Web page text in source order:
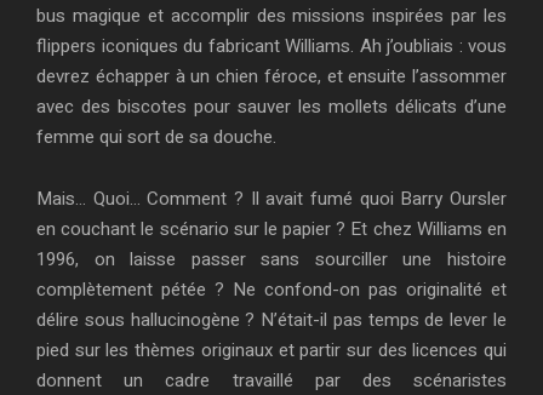
bus magique et accomplir des missions inspirées par les
flippers iconiques du fabricant Williams. Ah j’oubliais : vous
devrez échapper à un chien féroce, et ensuite l’assommer
avec des biscotes pour sauver les mollets délicats d’une
femme qui sort de sa douche.
Mais… Quoi… Comment ? Il avait fumé quoi Barry Oursler
en couchant le scénario sur le papier ? Et chez Williams en
1996, on laisse passer sans sourciller une histoire
complètement pétée ? Ne confond-on pas originalité et
délire sous hallucinogène ? N’était-il pas temps de lever le
pied sur les thèmes originaux et partir sur des licences qui
donnent un cadre travaillé par des scénaristes